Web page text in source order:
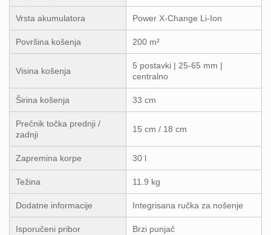
Vrsta akumulatora Power X-Change Li-Ion
Površina košenja 200 m²
Visina košenja
5 postavki | 25-65 mm |
centralno
Širina košenja 33 cm
Prečnik točka prednji /
zadnji
15 cm / 18 cm
Zapremina korpe 30 l
Težina 11.9 kg
Dodatne informacije Integrisana ručka za nošenje
Isporučeni pribor Brzi punjač